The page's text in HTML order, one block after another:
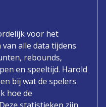
voor het
alle data tijdens
rebounds,
en speeltijd. Harold
bij wat de spelers
hoe de